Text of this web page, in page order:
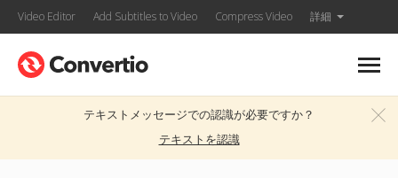
Video Editor Add Subtitles to Video Compress Video 詳細
テキストメッセージでの認識が必要ですか？
テキストを認識